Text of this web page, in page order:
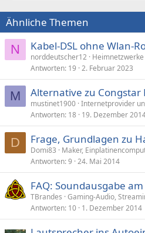
Ähnliche Themen
N Kabel-DSL ohne Wlan-
norddeutscher12
Antworten 19 2. Februar 2023
M Alternative zu Congstar
mustinet1900 Internetprovider
Antworten 18 19. Dezember
D Frage, Grundlagen zu
Domi83
Maker,
Antworten 9 24. Mai 2014
FAQ: Soundausgabe
TBrandes Gaming-Audio,
Antworten 10 1. Dezember 2014